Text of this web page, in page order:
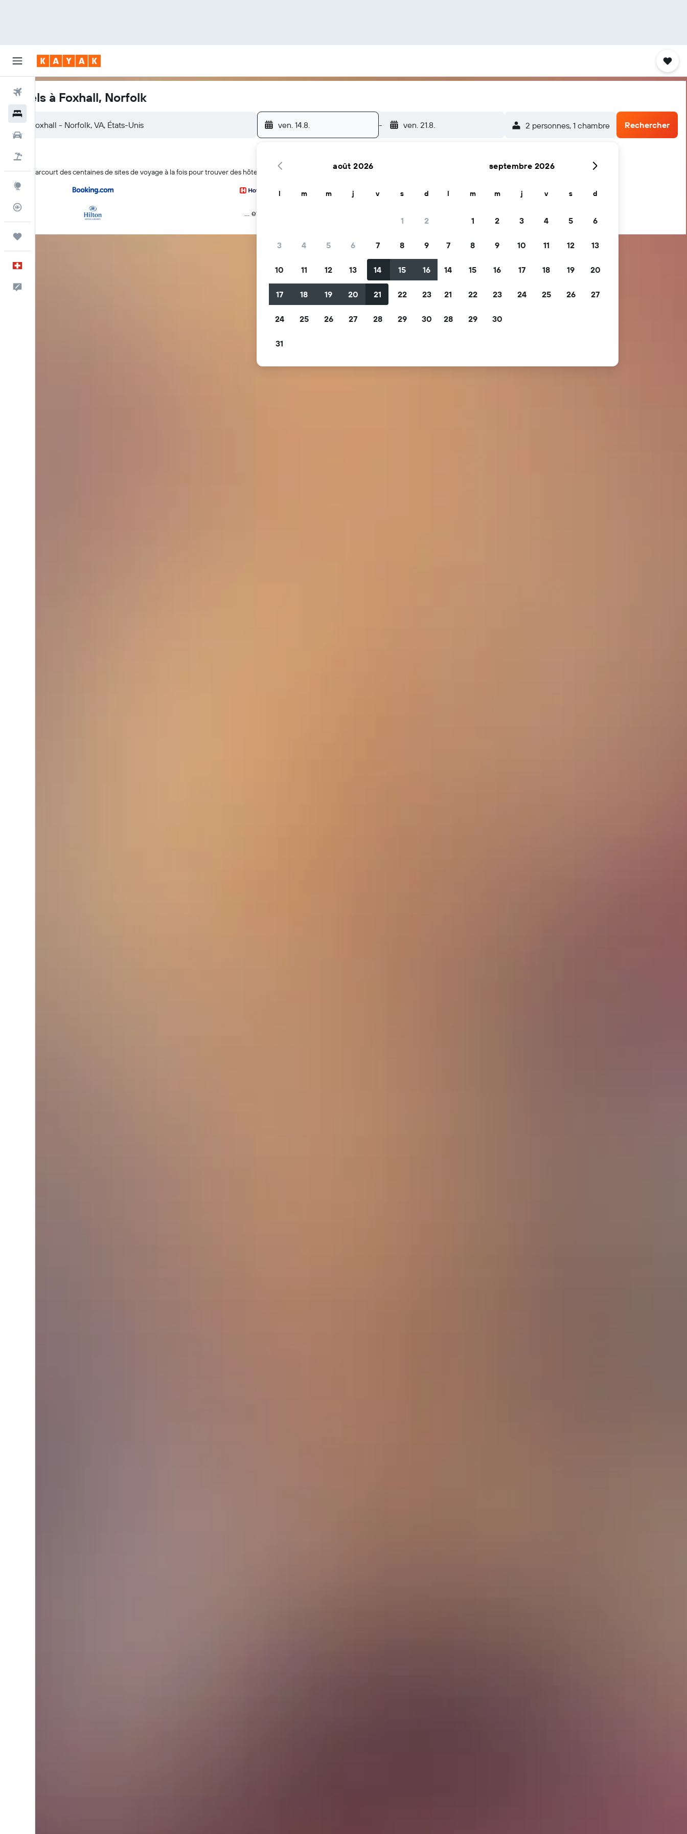
Vols
Trips
Hôtels à Foxhall, Norfolk
ven. 14.8. - ven. 21.8. 2 personnes, 1 chambre Rechercher
KAYAK parcourt des centaines de sites de voyage à la fois pour trouver des hôtels à Foxhall
… et plus
août 2026
l m m j v s d
1 2
3 4 5 6 7 8 9
10 11 12 13 14 15 16
17 18 19 20 21 22 23
24 25 26 27 28 29 30
31
septembre 2026
l m m j v s d
1 2 3 4 5 6
7 8 9 10 11 12 13
14 15 16 17 18 19 20
21 22 23 24 25 26 27
28 29 30